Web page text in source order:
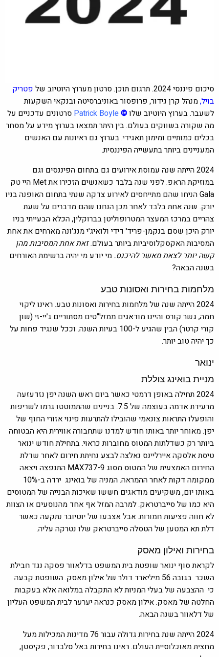
סיכום פיננסי 2024. תרגום תוכן. סרטון מערוץ היוטיוב של
פטריק
בויל,מנהל קרן גידור, פרופסור באוניברסיטה ובנקאי השקעות
לשעבר. בערוץ היוטיוב שלו©
Patrick Boyleסרטונים עדכניים על
מה שקורה בשווקים בעולם. בין היתר תמצאו בערוץ מידע על מסחר
בכלים כמותיים ומימון תאגידי. בערוץ גם ראיונות עם האנשים
המעניינים ביותר בתעשייה הפיננסית.
2024 הייתה שנה עמוסת אירועים גם בתחום הפיננסים וגם
במוזיקת ​​הראפ. לפני שנה בלבד כשאנשים הזכירו את Met היי טק
Galaהניחו שהם מתייחסים לאירוע צדקה שנתי בתחום האופנה בניו
יורק. שנה אחת בלבד לאחר מכן הנחנו שהם מדברים על שעת
צהריים במרכז המעצר המטרופוליטן בברוקלין, הכלא הבעייתי בניו
יורק היכן שסם בנקמן-פריד'דידי ולואיג'י מנג'ונה מארחים את אחת
המסיבות האקסקלוסיביות ביותר בעולם.זאת אחת המסיבות מהן
קשה יותר לצאת מאשר להיכנס.מי יודע מי יהיה ברשימת האורחים
בשנה הבאה?
מלחמות בחירות ואסונות טבע
2024 הייתה שנה של מלחמות בחירות ואסונות טבע. ראינו ליקוי
חמה, גשר קורס והיינו מודאגים ממזל"טים מסתוריים ג'יי-זי (שון
קורי קרטר) הבין שהגיע ל-100 בעיות השנה. וככל שנגיד פחות על
כך יהיה טוב יותר.
ינואר
מניית בואינג צוללת
2024 תחילה באופן דרמטי כאשר ביום ראש השנה יפן נזדעזעה
מרעידת אדמה בעוצמה של 7.5. בניינים שהתמוטטו גרמו לשריפות
והופעלו התראות צונאמי שהובילו להתרעות פינוי אזורי החוף של
יפן. מאוחר יותר באותו חודש למדנו שתחבורה אווירית היא הבטוחה
ביותר רק כשדלתות המטוס מחוברות כראוי. בתחילת חודש ינואר
טיסת אלסקה איירליינס נאלצה לבצע נחיתת חירום לאחר שדלת
החירום האמצעית של המטוס מסוג MAX737-9 התנפצה ויצאה
ממקומה דקות לאחר ההמראה. המניה של בואינג
ירדה ב-10%
באותו יום,משקיעים מודאגים חששו שאיכות הבנייה של המטוסים
היא כמו של סייברטראק.למרבה המזל אף אחד מהנוסעים או הצוות
לא חווה פציעות חמורות. אבל אצבעו של יוטיובר נתקעה כאשר
דלת תא המטען של הטסלה סייברטראק שלו נטרקה עליה.
בחירות ואילון מאסק
לקראת סוף ינואר שופטת בית המשפט בדלאוור פסקה נגד חבילת
השכר בגובה 56 מיליארד דולר של אילון מאסק. השופטת קבעה
כי ההצבעה של בעלי המניות לא התקבלה במלואה אלא בעקבות
החלטה של מאסק. אילון מאסק כנראה יערער לבית המשפט העליון
של דלאוור בשנה הבאה.
2024 הייתה שנת בחירות גדולה עבור 76 מדינות המכילות מעל
מחצית מאוכלוסיית העולם. ראינו בחירות באל סלבדור, פקיסטן,